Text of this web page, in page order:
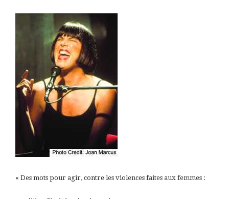
« Des mots pour agir, contre les violences faites aux femmes :